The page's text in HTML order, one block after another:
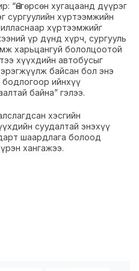
хугацаанд дүүрэг
сургуулийн хүртээмжийн
хүртээмжийг
үр дүнд хүрч, сургууль
харьцангуй бололцоотой
хүүхдийн автобусыг
байсан бол энэ
ийнхүү
байна” гэлээ.
хэсгийн
суудалтай энэхүү
шаардлага болоод
хангажээ.